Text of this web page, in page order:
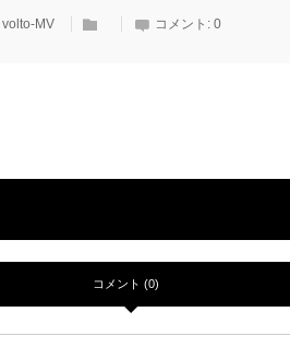
volto-MV コメント: 0
コメント (0)